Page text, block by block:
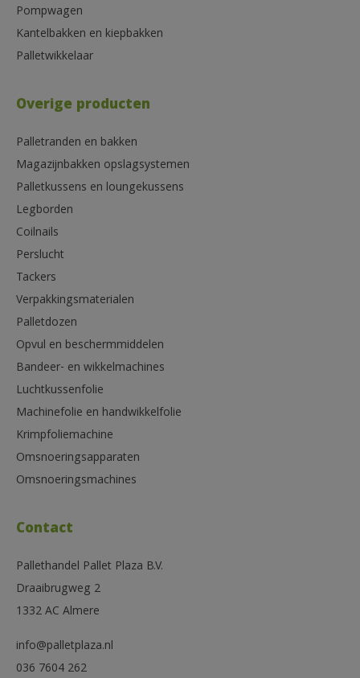
Pompwagen
Kantelbakken en kiepbakken
Palletwikkelaar
Overige producten
Palletranden en bakken
Magazijnbakken opslagsystemen
Palletkussens en loungekussens
Legborden
Coilnails
Perslucht
Tackers
Verpakkingsmaterialen
Palletdozen
Opvul en beschermmiddelen
Bandeer- en wikkelmachines
Luchtkussenfolie
Machinefolie en handwikkelfolie
Krimpfoliemachine
Omsnoeringsapparaten
Omsnoeringsmachines
Contact
Pallethandel Pallet Plaza B.V.
Draaibrugweg 2
1332 AC Almere
info@palletplaza.nl
036 7604 262